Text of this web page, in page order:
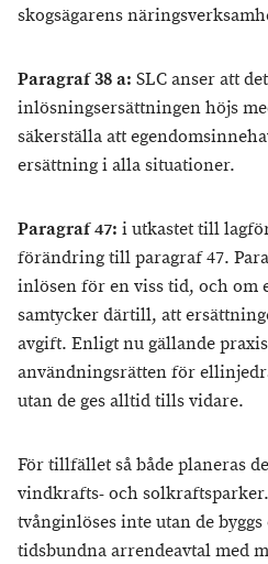
skogsägarens
Paragraf 38 a: SLC anser att
inlösningsersättningen höjs
säkerställa att
ersättning i alla situationer.
Paragraf 47: i utkastet till
förändring till paragraf 47.
inlösen för en viss tid, och om
samtycker därtill, att
avgift. Enligt nu gällande
användningsrätten för
utan de ges alltid tills vidare.
För tillfället så både planeras
vindkrafts- och
tvånginlöses inte utan de byggs
tidsbundna arrendeavtal med